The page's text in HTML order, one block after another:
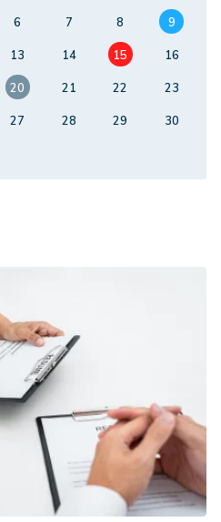
6 7 8
9
13 14 15
16
20 21 22
23
27 28 29
30